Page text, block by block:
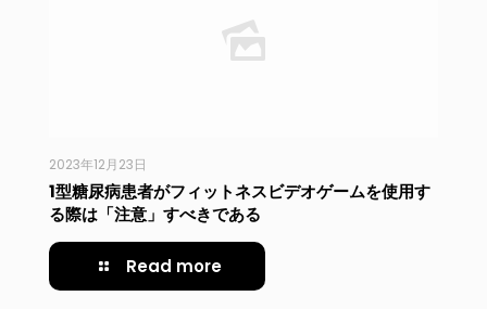
2023年12月23日
1型糖尿病患者がフィットネスビデオゲームを使用す
る際は「注意」すべきである
Read more